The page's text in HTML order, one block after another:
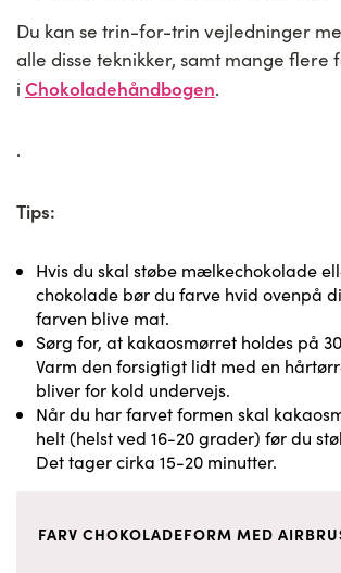
Du kan se trin-for-trin vejledninger
alle disse teknikker, samt mange flere
i Chokoladehåndbogen.
.
Tips:
Hvis du skal støbe mælkechokolade
chokolade bør du farve hvid ovenpå
farven blive mat.
Sørg for, at kakaosmørret holdes på
Varm den forsigtigt lidt med en
bliver for kold undervejs.
Når du har farvet formen skal
helt (helst ved 16-20 grader) før du
Det tager cirka 15-20 minutter.
FARV CHOKOLADEFORM MED